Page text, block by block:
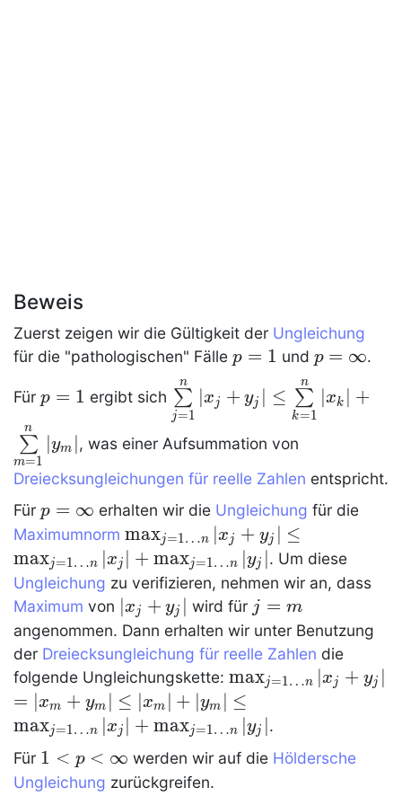
Beweis
Zuerst zeigen wir die Gültigkeit der Ungleichung
für die "pathologischen" Fälle p=1
p = 1 und p=\infty
p = ∞.
Für p=1
p = 1 ergibt sich
j=1
∑
n
∣xj + yj ≤
k=1
∑
n
∣xk +
m=1
∑
n
∣ym ∣, was einer Aufsummation von
Dreiecksungleichungen für reelle Zahlen entspricht.
Für p=\infty
p = ∞ erhalten wir die Ungleichung für die
Maximumnorm \max_{j=1\dots
n} |x_j+y_j| \le
\max_{j=1\dots
n} |x_j|
+\max_{j=1\dots
n} |y_j|
maxj=1…n ∣xj + yj ∣ ≤
maxj=1…n ∣xj ∣ + maxj=1…n ∣yj ∣. Um diese
Ungleichung zu verifizieren, nehmen wir an, dass
Maximum von |x_j+y_j|
∣xj + yj ∣ wird für j=m
j = m
angenommen. Dann erhalten wir unter Benutzung
der Dreiecksungleichung für reelle Zahlen die
folgende Ungleichungskette: \max_{j=1\dots
n} |x_j+y_j|
maxj=1…n ∣xj + yj ∣
=|x_m+y_m|
= ∣xm + ym ∣ \le
|x_m|+|y_m|
≤ ∣xm ∣ + ∣ym ∣ \le
\max_{j=1\dots
n} |x_j|
+\max_{j=1\dots
≤
maxj=1…n ∣xj ∣ + maxj=1…n ∣yj ∣.
Für 1<p<\infty
1 < p < ∞ werden wir auf die Höldersche
Ungleichung zurückgreifen.